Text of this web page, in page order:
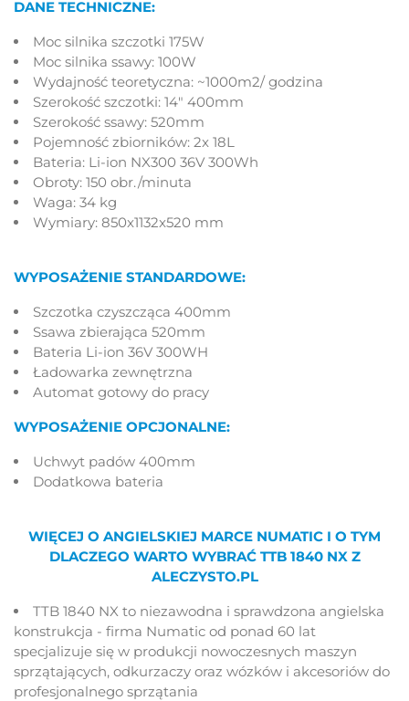
DANE TECHNICZNE:
Moc silnika szczotki 175W
Moc silnika ssawy: 100W
Wydajność teoretyczna: ~1000m2/ godzina
Szerokość szczotki: 14" 400mm
Szerokość ssawy: 520mm
Pojemność zbiorników: 2x 18L
Bateria: Li-ion NX300 36V 300Wh
Obroty: 150 obr./minuta
Waga: 34 kg
Wymiary: 850x1132x520 mm
WYPOSAŻENIE STANDARDOWE:
Szczotka czyszcząca 400mm
Ssawa zbierająca 520mm
Bateria Li-ion 36V 300WH
Ładowarka zewnętrzna
Automat gotowy do pracy
WYPOSAŻENIE OPCJONALNE:
Uchwyt padów 400mm
Dodatkowa bateria
WIĘCEJ O ANGIELSKIEJ MARCE NUMATIC I O TYM
DLACZEGO WARTO WYBRAĆ TTB 1840 NX Z
ALECZYSTO.PL
TTB 1840 NX to niezawodna i sprawdzona angielska
konstrukcja - firma Numatic od ponad 60 lat
specjalizuje się w produkcji nowoczesnych maszyn
sprzątających, odkurzaczy oraz wózków i akcesoriów do
profesjonalnego sprzątania